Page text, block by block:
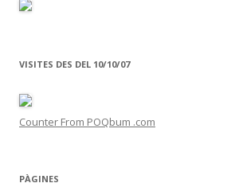
VISITES DES DEL 10/10/07
Counter From POQbum .com
PÀGINES